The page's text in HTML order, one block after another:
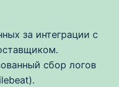
за интеграции с
сбор логов